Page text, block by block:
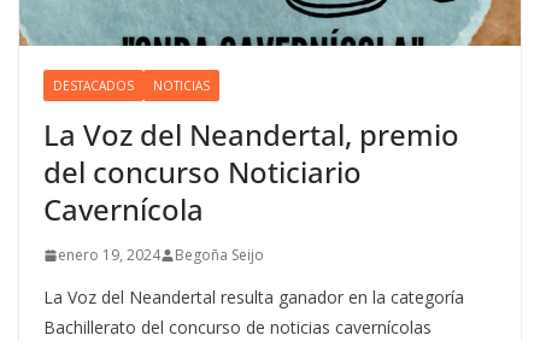
DESTACADOS NOTICIAS
La Voz del Neandertal, premio
del concurso Noticiario
Cavernícola
enero 19, 2024 Begoña Seijo
La Voz del Neandertal resulta ganador en la categoría
Bachillerato del concurso de noticias cavernícolas